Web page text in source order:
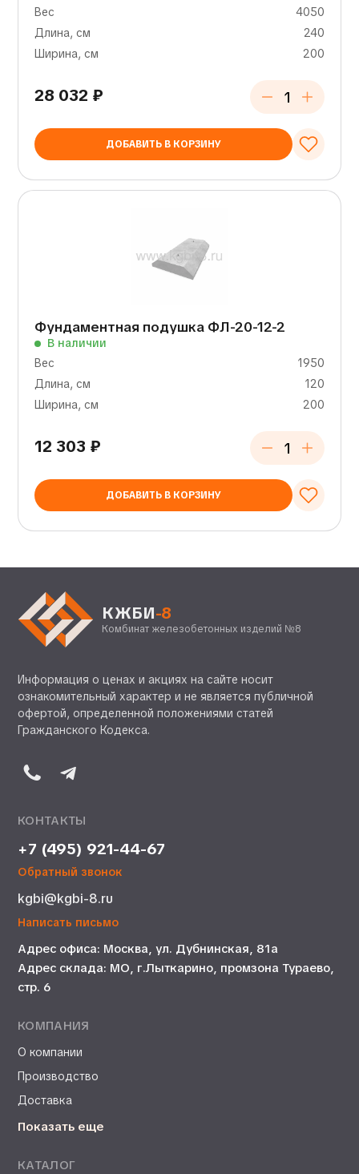
Вес
4050
Длина, см
240
Ширина, см
200
28 032 ₽
ДОБАВИТЬ В КОРЗИНУ
Фундаментная подушка ФЛ-20-12-2
В наличии
Вес
1950
Длина, см
120
Ширина, см
200
12 303 ₽
ДОБАВИТЬ В КОРЗИНУ
КЖБИ-8
Комбинат железобетонных изделий №8
Информация о ценах и акциях на сайте носит
ознакомительный характер и не является публичной
офертой, определенной положениями статей
Гражданского Кодекса.
КОНТАКТЫ
+7 (495) 921-44-67
Обратный звонок
kgbi@kgbi-8.ru
Написать письмо
Адрес офиса: Москва, ул. Дубнинская, 81а
Адрес склада: МО, г.Лыткарино, промзона Тураево,
стр. 6
КОМПАНИЯ
О компании
Производство
Доставка
Показать еще
КАТАЛОГ